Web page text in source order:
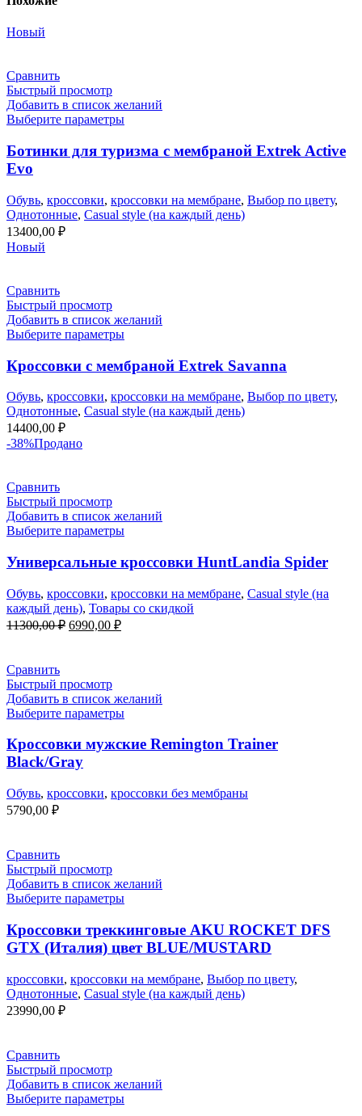
Новый
Сравнить
Быстрый просмотр
Добавить в список желаний
Выберите параметры
Ботинки для туризма с мембраной Extrek Active
Evo
Обувь, кроссовки, кроссовки на мембране, Выбор по цвету,
Однотонные, Casual style (на каждый день)
13400,00 ₽
Новый
Сравнить
Быстрый просмотр
Добавить в список желаний
Выберите параметры
Кроссовки с мембраной Extrek Savanna
Обувь, кроссовки, кроссовки на мембране, Выбор по цвету,
Однотонные, Casual style (на каждый день)
14400,00 ₽
-38%Продано
Сравнить
Быстрый просмотр
Добавить в список желаний
Выберите параметры
Универсальные кроссовки HuntLandia Spider
Обувь, кроссовки, кроссовки на мембране, Casual style (на
каждый день), Товары со скидкой
11300,00₽ Первоначальная
6990,00 ₽Текущая
Сравнить
Быстрый просмотр
Добавить в список желаний
Выберите параметры
Кроссовки мужские Remington Trainer
Black/Gray
Обувь, кроссовки, кроссовки без мембраны
5790,00 ₽
Сравнить
Быстрый просмотр
Добавить в список желаний
Выберите параметры
Кроссовки треккинговые AKU ROCKET DFS
GTX (Италия) цвет BLUE/MUSTARD
кроссовки, кроссовки на мембране, Выбор по цвету,
Однотонные, Casual style (на каждый день)
23990,00 ₽
Сравнить
Быстрый просмотр
Добавить в список желаний
Выберите параметры